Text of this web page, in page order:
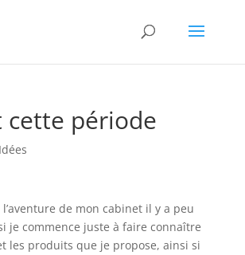
cette période
Idées
l’aventure de mon cabinet il y a peu
je commence juste à faire connaître
les produits que je propose, ainsi si